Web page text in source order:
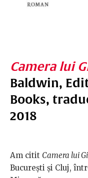
Camera lui
Baldwin,
Books,
2018
Am citit Camera lui
București și Cluj,